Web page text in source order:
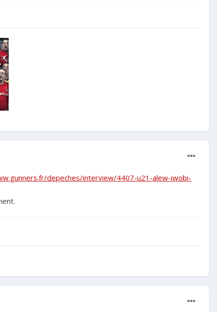
depeches/interview/4407-u21-alew-iwobi-